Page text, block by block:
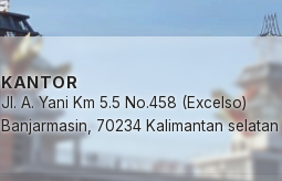
KANTOR
Jl. A. Yani Km 5.5 No.458 (Excelso)
Banjarmasin, 70234 Kalimantan selatan